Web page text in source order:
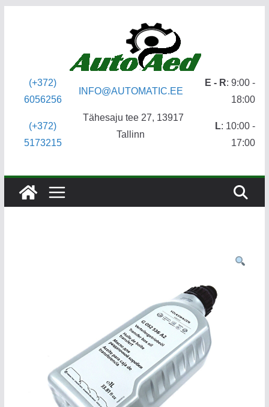
(+372)
6056256
(+372)
5173215
INFO@AUTOMATIC.EE
Tähesaju tee 27, 13917
Tallinn
E - R: 9:00 -
18:00
L: 10:00 -
17:00